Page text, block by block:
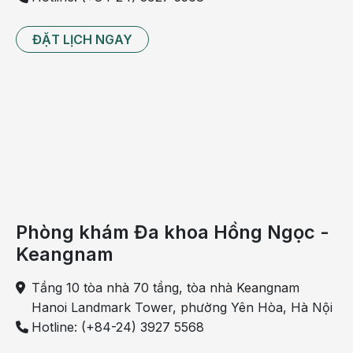
kỹ thuật gây tê cạnh cột sống dưới hướng dẫn siêu
âm kết hợp thuốc giảm đau toàn thân. Nhờ đó, cơn
ĐẶT LỊCH NGAY
Phòng khám Đa khoa Hồng Ngọc -
Keangnam
Tầng 10 tòa nhà 70 tầng, tòa nhà Keangnam
Hanoi Landmark Tower, phường Yên Hòa, Hà Nội
Hotline: (+84-24) 3927 5568